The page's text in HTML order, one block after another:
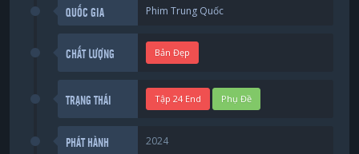
QUỐC GIA Phim Trung Quốc
CHẤT LƯỢNG Bản Đẹp
TRẠNG THÁI Tập 24 End Phụ Đề
PHÁT HÀNH 2024